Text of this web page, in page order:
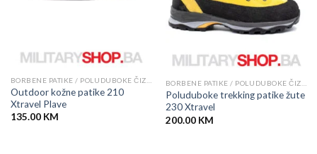
Outdoor kožne patike 210
Xtravel Plave
135.00 KM
BORBENE PATIKE / POLUDUBOKE ČIZME
Poluduboke trekking patike žute
230 Xtravel
200.00 KM